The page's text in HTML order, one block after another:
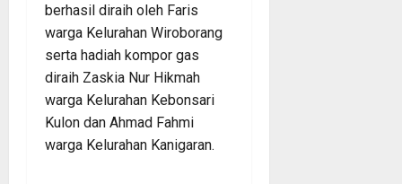
berhasil diraih oleh Faris
warga Kelurahan Wiroborang
serta hadiah kompor gas
diraih Zaskia Nur Hikmah
warga Kelurahan Kebonsari
Kulon dan Ahmad Fahmi
warga Kelurahan Kanigaran.